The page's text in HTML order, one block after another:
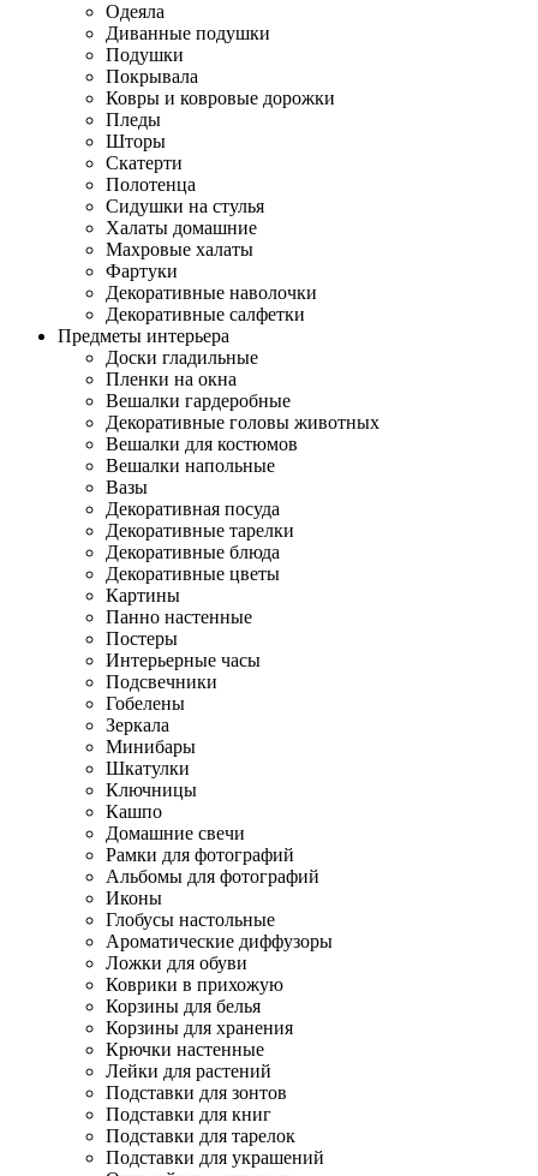
Одеяла
Диванные подушки
Подушки
Покрывала
Ковры и ковровые дорожки
Пледы
Шторы
Скатерти
Полотенца
Сидушки на стулья
Халаты домашние
Махровые халаты
Фартуки
Декоративные наволочки
Декоративные салфетки
Предметы интерьера
Доски гладильные
Пленки на окна
Вешалки гардеробные
Декоративные головы животных
Вешалки для костюмов
Вешалки напольные
Вазы
Декоративная посуда
Декоративные тарелки
Декоративные блюда
Декоративные цветы
Картины
Панно настенные
Постеры
Интерьерные часы
Подсвечники
Гобелены
Зеркала
Минибары
Шкатулки
Ключницы
Кашпо
Домашние свечи
Рамки для фотографий
Альбомы для фотографий
Иконы
Глобусы настольные
Ароматические диффузоры
Ложки для обуви
Коврики в прихожую
Корзины для белья
Корзины для хранения
Крючки настенные
Лейки для растений
Подставки для зонтов
Подставки для книг
Подставки для тарелок
Подставки для украшений